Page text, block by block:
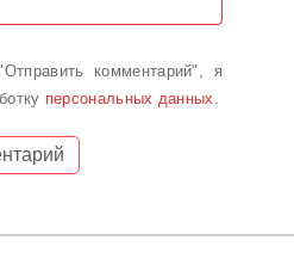
комментарий", я
персональных данных .